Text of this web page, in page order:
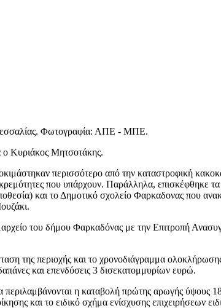
Φωτογραφία: ΑΠΕ - ΜΠΕ.
ο Κυριάκος Μητσοτάκης.
περισσότερο από την καταστροφική
που υπάρχουν. Παράλληλα, επισκέφθηκε
και το Δημοτικό σχολείο Φαρκαδονας που
του δήμου Φαρκαδόνας με την Επιτροπή
της περιοχής και το χρονοδιάγραμμα
και επενδύσεις 3 δισεκατομμυρίων ευρώ.
η καταβολή πρώτης αρωγής ύψους
και το ειδικό σχήμα ενίσχυσης επιχειρήσεων